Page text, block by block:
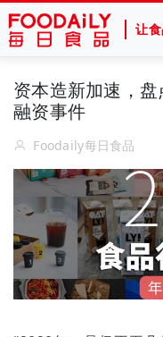
让
资本造新加速，
融资事件
Foodaily每日食品